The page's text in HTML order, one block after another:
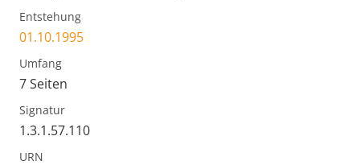
Entstehung
01.10.1995
Umfang
7 Seiten
Signatur
1.3.1.57.110
URN